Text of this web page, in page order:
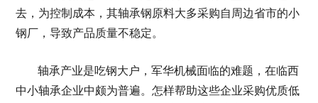
去，为控制成本，其轴承钢原料大多采购自周边省市的小
钢厂，导致产品质量不稳定。
轴承产业是吃钢大户，军华机械面临的难题，在临西
中小轴承企业中颇为普遍。怎样帮助这些企业采购优质低